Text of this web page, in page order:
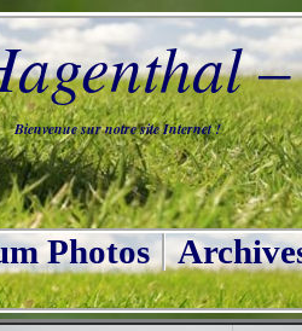
Bienvenue sur notre site Internet !
Photos